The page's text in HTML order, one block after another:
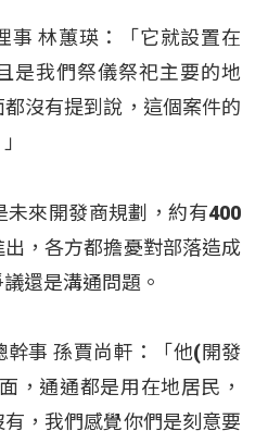
事 林蕙瑛：「它就設置在
是我們祭儀祭祀主要的地
沒有提到說，這個案件的
未來開發商規劃，約有400
，各方都擔憂對部落造成
還是溝通問題。
幹事 孫賈尚軒：「他(開發
，通通都是用在地居民，
，我們感覺你們是刻意要